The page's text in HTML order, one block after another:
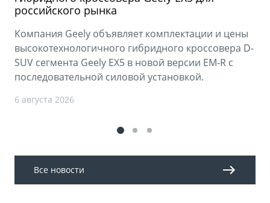
российского рынка
Компания Geely объявляет комплектации и цены
высокотехнологичного гибридного кроссовера D-
SUV сегмента Geely EX5 в новой версии EM-R с
последовательной силовой установкой.
6 августа 2026
Все новости